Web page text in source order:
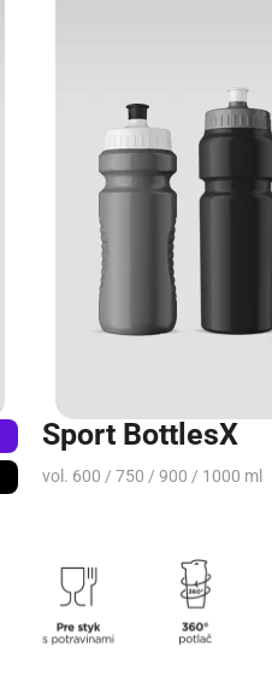
Sport BottlesX
vol. 600 / 750 / 900 / 1000 ml